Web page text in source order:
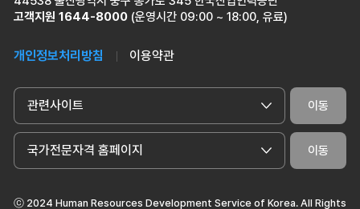
고객지원 1644-8000 (운영시간 09:00 ~ 18:00, 유료)
개인정보처리방침 이용약관
관련사이트 이동
국가전문자격 홈페이지 이동
ⓒ 2024 Human Resources Development Service of Korea. All Rights